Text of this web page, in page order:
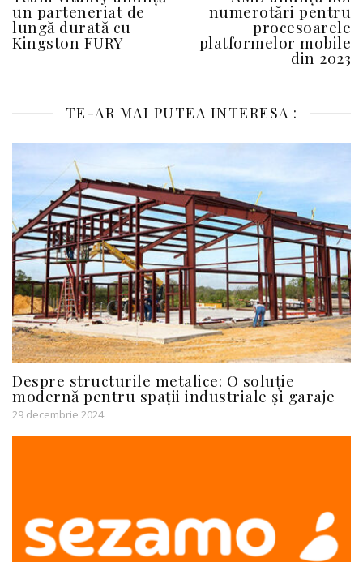
un parteneriat de
lungă durată cu
Kingston FURY
numerotări pentru
procesoarele
platformelor mobile
din 2023
TE-AR MAI PUTEA INTERESA :
Despre structurile metalice: O soluție
modernă pentru spații industriale și garaje
29 decembrie 2024